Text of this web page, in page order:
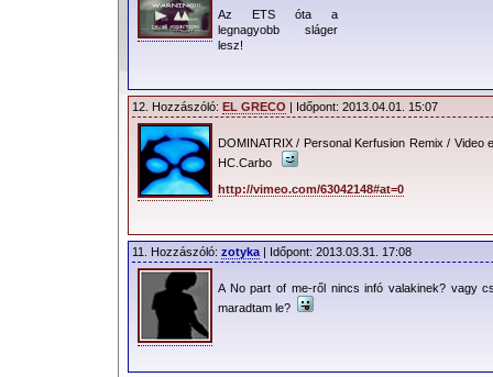
Az ETS óta a
legnagyobb sláger
lesz!
12. Hozzászóló: EL GRECO | Időpont: 2013.04.01. 15:07
DOMINATRIX / Personal Kerfusion Remix / Video
HC.Carbo
http://vimeo.com/63042148#at=0
11. Hozzászóló: zotyka | Időpont: 2013.03.31. 17:08
A No part of me-ről nincs infó valakinek? vagy
maradtam le?